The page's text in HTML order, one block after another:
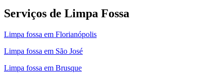
Serviços de Limpa Fossa
Limpa fossa em Florianópolis
Limpa fossa em São José
Limpa fossa em Brusque